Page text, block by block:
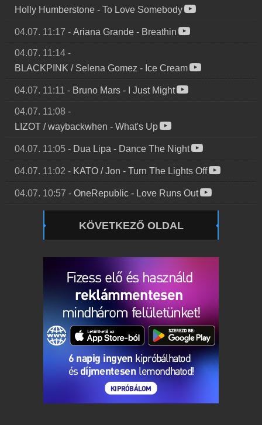
Holly Humberstone - To Love Somebody
04.07. 11:17 - Ariana Grande - Breathin
04.07. 11:14 -
BLACKPINK / Selena Gomez - Ice Cream
04.07. 11:11 - Bruno Mars - I Just Might
04.07. 11:08 -
LIZOT / waybackwhen - What's Up
04.07. 11:05 - Dua Lipa - Dance The Night
04.07. 11:02 - KATO / Jon - Turn The Lights Off
04.07. 10:57 - OneRepublic - Love Runs Out
KÖVETKEZŐ OLDAL